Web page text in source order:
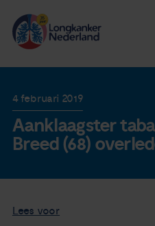
Longkanker
Leven met
Thymuskankers
4 februari 2019
Aanklaagster
Breed (68)
Lees voor